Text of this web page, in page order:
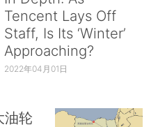
Tencent Lays Off
Staff, Is Its ‘Winter’
Approaching?
2022年04月01日
油轮